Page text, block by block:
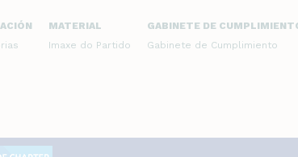
MATERIAL
Imaxe do Partido
GABINETE DE
Gabinete de Cumplimiento